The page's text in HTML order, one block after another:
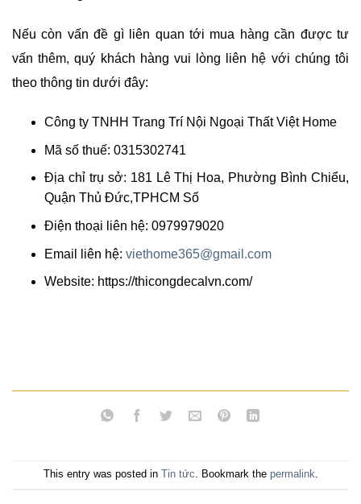
Nếu còn vấn đề gì liên quan tới mua hàng cần được tư
vấn thêm, quý khách hàng vui lòng liên hệ với chúng tôi
theo thông tin dưới đây:
Công ty TNHH Trang Trí Nội Ngoại Thất Việt Home
Mã số thuế: 0315302741
Địa chỉ trụ sở: 181 Lê Thị Hoa, Phường Bình Chiểu,
Quận Thủ Đức,TPHCM Số
Điện thoại liên hệ: 0979979020
Email liên hệ: viethome365@gmail.com
Website: https://thicongdecalvn.com/
This entry was posted in Tin tức. Bookmark the permalink.